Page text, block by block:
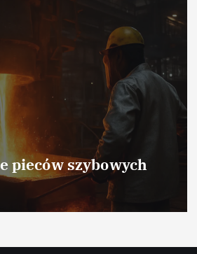
pieców szybowych